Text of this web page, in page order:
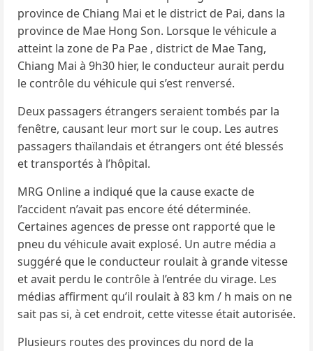
province de Chiang Mai et le district de Pai, dans la
province de Mae Hong Son. Lorsque le véhicule a
atteint la zone de Pa Pae , district de Mae Tang,
Chiang Mai à 9h30 hier, le conducteur aurait perdu
le contrôle du véhicule qui s’est renversé.
Deux passagers étrangers seraient tombés par la
fenêtre, causant leur mort sur le coup. Les autres
passagers thaïlandais et étrangers ont été blessés
et transportés à l’hôpital.
MRG Online a indiqué que la cause exacte de
l’accident n’avait pas encore été déterminée.
Certaines agences de presse ont rapporté que le
pneu du véhicule avait explosé. Un autre média a
suggéré que le conducteur roulait à grande vitesse
et avait perdu le contrôle à l’entrée du virage. Les
médias affirment qu’il roulait à 83 km / h mais on ne
sait pas si, à cet endroit, cette vitesse était autorisée.
Plusieurs routes des provinces du nord de la